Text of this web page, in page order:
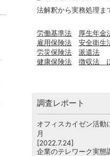
法解釈から実務処理ま
労働基準法
厚生年金
雇用保険法
安全衛生
労災保険法
派遣法
健康保険法
徴収法
調査レポート
オフィスカイゼン活
月
[2022.7.24]
企業のテレワーク実態